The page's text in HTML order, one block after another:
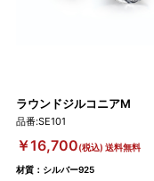
ラウンドジルコニアM
品番:SE101
￥16,700(税込) 送料無料
材質：シルバー925